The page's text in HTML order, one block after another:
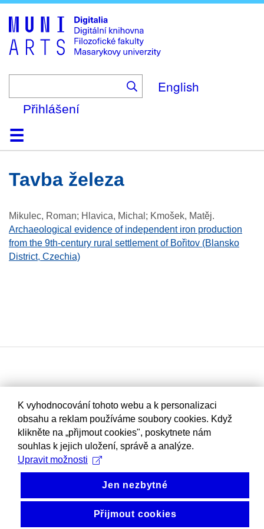
to
main
content
English
Přihlášení
DomůKolekce
Prohlížení
Vyhledávání
O platformě
Nápověda
KontaktDigitalia
tavba železa
Mikulec, Roman; Hlavica, Michal; Kmošek, Matěj.
Archaeological evidence of independent iron production
from the 9th-century rural settlement of Bořitov (Blansko
District, Czechia)
K vyhodnocování tohoto webu a k personalizaci
obsahu a reklam používáme soubory cookies. Když
klikněte na „přijmout cookies", poskytnete nám
souhlas k jejich uložení, správě a analýze.
Upravit možnosti
Jen nezbytné
Přijmout cookies